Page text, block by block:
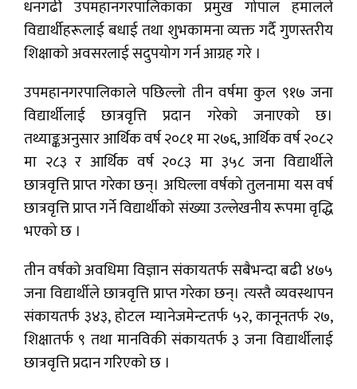
धनगढी उपमहानगरपालिकाका प्रमुख गोपाल हमालले
विद्यार्थीहरूलाई बधाई तथा शुभकामना व्यक्त गर्दै गुणस्तरीय
शिक्षाको अवसरलाई सदुपयोग गर्न आग्रह गरे ।
उपमहानगरपालिकाले पछिल्लो तीन वर्षमा कुल ९१७ जना
विद्यार्थीलाई छात्रवृत्ति प्रदान गरेको जनाएको छ।
तथ्याङ्कअनुसार आर्थिक वर्ष २०८१ मा २७६, आर्थिक वर्ष २०८२
मा २८३ र आर्थिक वर्ष २०८३ मा ३५८ जना विद्यार्थीले
छात्रवृत्ति प्राप्त गरेका छन्। अघिल्ला वर्षको तुलनामा यस वर्ष
छात्रवृत्ति प्राप्त गर्ने विद्यार्थीको संख्या उल्लेखनीय रूपमा वृद्धि
भएको छ ।
तीन वर्षको अवधिमा विज्ञान संकायतर्फ सबैभन्दा बढी ४७५
जना विद्यार्थीले छात्रवृत्ति प्राप्त गरेका छन्। त्यस्तै व्यवस्थापन
संकायतर्फ ३४३, होटल म्यानेजमेन्टतर्फ ५२, कानूनतर्फ २७,
शिक्षातर्फ ९ तथा मानविकी संकायतर्फ ३ जना विद्यार्थीलाई
छात्रवृत्ति प्रदान गरिएको छ ।